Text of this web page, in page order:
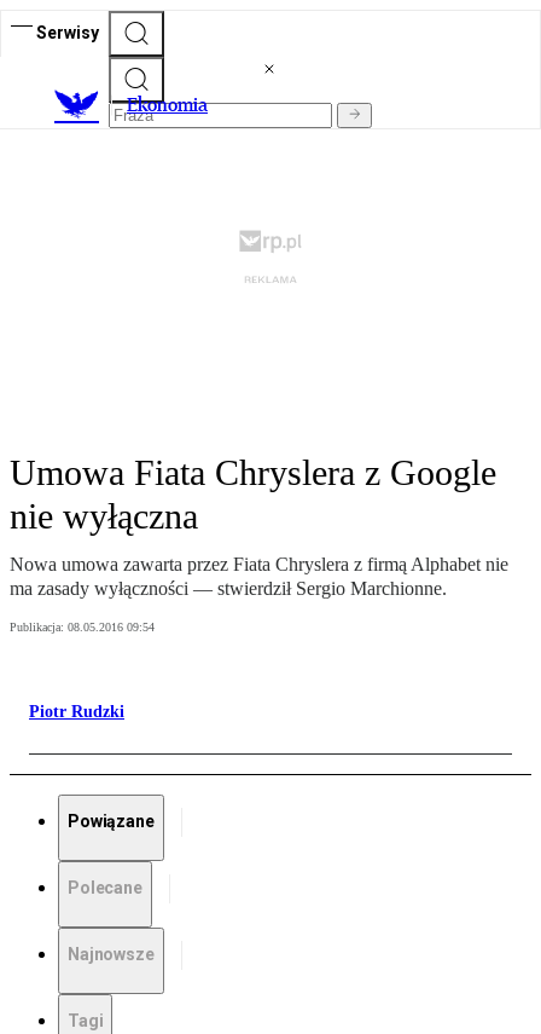
Serwisy
Ekonomia
Umowa Fiata Chryslera z Google
nie wyłączna
Nowa umowa zawarta przez Fiata Chryslera z firmą Alphabet nie
ma zasady wyłączności — stwierdził Sergio Marchionne.
Publikacja: 08.05.2016 09:54
Piotr Rudzki
Powiązane
Polecane
Najnowsze
Tagi